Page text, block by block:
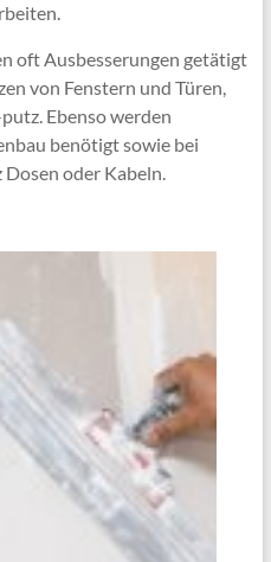
oft Ausbesserungen getätigt
von Fenstern und Türen,
Ebenso werden
benötigt sowie bei
oder Kabeln.